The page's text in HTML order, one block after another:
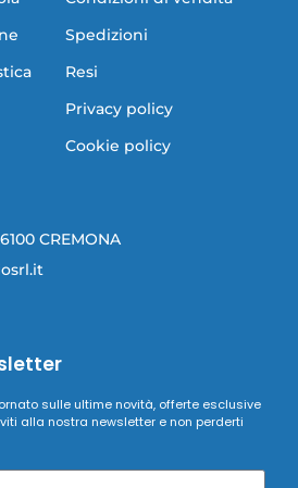
Spedizioni
Resi
Privacy policy
Cookie policy
CREMONA
sulle ultime novità, offerte esclusive
alla nostra newsletter e non perderti